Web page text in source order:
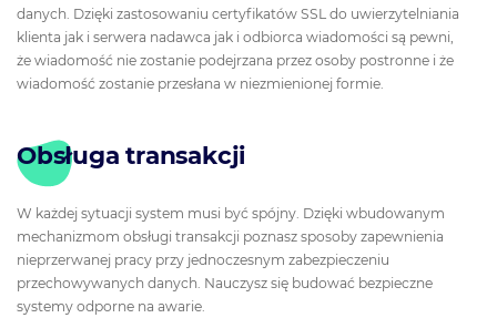
danych. Dzięki zastosowaniu certyfikatów SSL do uwierzytelniania
klienta jak i serwera nadawca jak i odbiorca wiadomości są pewni,
że wiadomość nie zostanie podejrzana przez osoby postronne i że
wiadomość zostanie przesłana w niezmienionej formie.
Obsługa transakcji
W każdej sytuacji system musi być spójny. Dzięki wbudowanym
mechanizmom obsługi transakcji poznasz sposoby zapewnienia
nieprzerwanej pracy przy jednoczesnym zabezpieczeniu
przechowywanych danych. Nauczysz się budować bezpieczne
systemy odporne na awarie.